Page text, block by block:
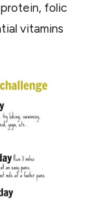
folic
vitamins